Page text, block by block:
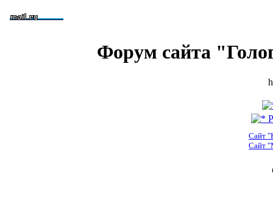
Форум сайта
Сайт
Сайт